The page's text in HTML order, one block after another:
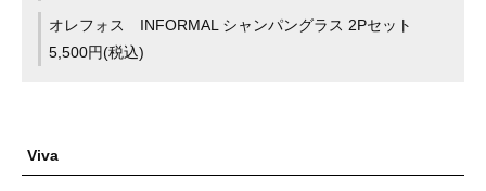
オレフォス INFORMAL シャンパングラス 2Pセット
5,500円(税込)
Viva